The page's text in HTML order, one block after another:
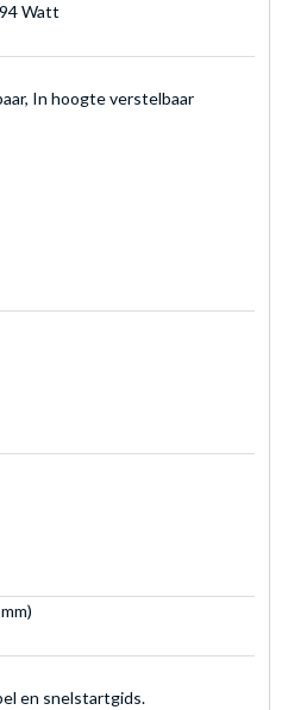
Watt
In hoogte verstelbaar
en snelstartgids.